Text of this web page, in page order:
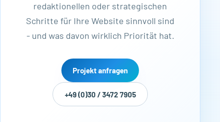
redaktionellen oder strategischen
Schritte für Ihre Website sinnvoll sind
- und was davon wirklich Priorität hat.
Projekt anfragen
+49 (0)30 / 3472 7905